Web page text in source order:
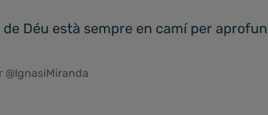
Déu està sempre en camí per